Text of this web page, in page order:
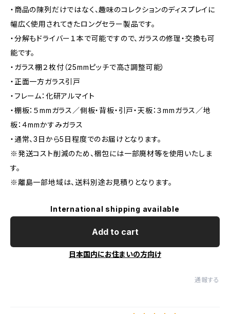
・商品の陳列だけではなく、趣味のコレクションのディスプレイに
幅広く使用されてきたロングセラー製品です。
・分解もドライバー１本で可能ですので、ガラスの修理・交換も可
能です。
・ガラス棚２枚付（25mmピッチで高さ調整可能）
・正面一方ガラス引戸
・フレーム：化研アルマイト
・棚板：５mmガラス／側板・背板・引戸・天板：３mmガラス／地
板：４mmかすみガラス
・通常、3日から5日程度でのお届けとなります。
※発送コスト削減のため、梱包には一部廃材等を使用いたしま
す。
※離島一部地域は、送料別途お見積りとなります。
International shipping available
Add to cart
日本国内にお住まいの方向け
通報する